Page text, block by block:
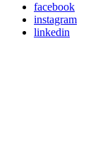
facebook
instagram
linkedin